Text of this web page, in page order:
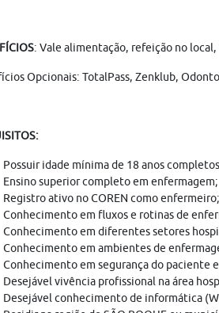
: Vale alimentação, refeição no
Opcionais: TotalPass, Zenklub,
Possuir idade mínima de 18 anos
Ensino superior completo em enfermagem;
Registro ativo no COREN como enfermeiro;
Conhecimento em fluxos e rotinas de
Conhecimento em diferentes setores
Conhecimento em ambientes de
Conhecimento em segurança do paciente
Desejável vivência profissional na área
Desejável conhecimento de informática